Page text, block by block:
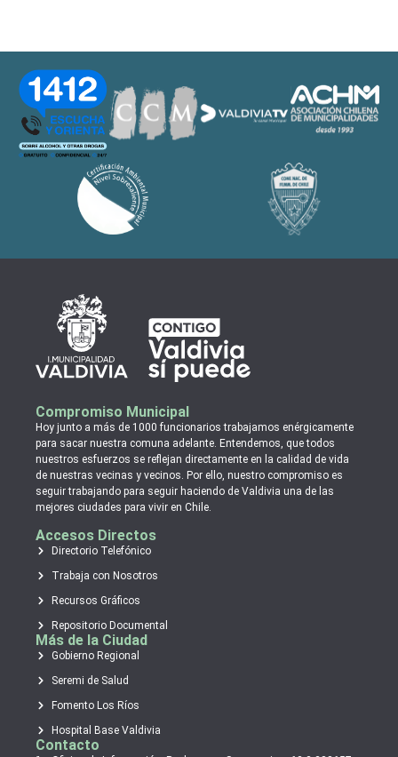
Compromiso Municipal
Hoy junto a más de 1000 funcionarios trabajamos enérgicamente
para sacar nuestra comuna adelante. Entendemos, que todos
nuestros esfuerzos se reflejan directamente en la calidad de vida
de nuestras vecinas y vecinos. Por ello, nuestro compromiso es
seguir trabajando para seguir haciendo de Valdivia una de las
mejores ciudades para vivir en Chile.
Accesos Directos
Directorio Telefónico
Trabaja con Nosotros
Recursos Gráficos
Repositorio Documental
Más de la Ciudad
Gobierno Regional
Seremi de Salud
Fomento Los Ríos
Hospital Base Valdivia
Contacto